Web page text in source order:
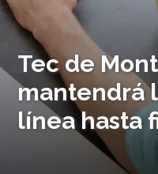
Tec de
mantendrá
línea hasta